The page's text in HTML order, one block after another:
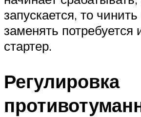
запускается, то
заменять потребуется
стартер.
Регулировка